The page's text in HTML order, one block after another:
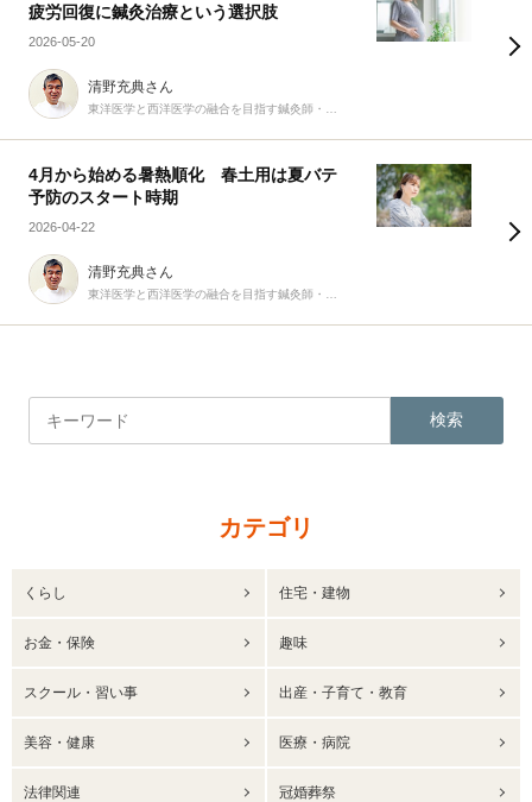
疲労回復に鍼灸治療という選択肢
2026-05-20
清野充典さん
4月から始める暑熱順化 春土用は夏バテ
予防のスタート時期
2026-04-22
清野充典さん
検索
カテゴリ
くらし 住宅・建物
お金・保険 趣味
スクール・習い事 出産・子育て・教育
美容・健康 医療・病院
法律関連 冠婚葬祭